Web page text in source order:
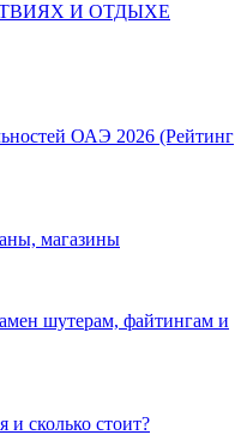
И ОТДЫХЕ
ОАЭ 2026 (Рейтинг
магазины
шутерам, файтингам и
и сколько стоит?